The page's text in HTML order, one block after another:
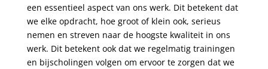
een essentieel aspect van ons werk. Dit betekent dat
we elke opdracht, hoe groot of klein ook, serieus
nemen en streven naar de hoogste kwaliteit in ons
werk. Dit betekent ook dat we regelmatig trainingen
en bijscholingen volgen om ervoor te zorgen dat we